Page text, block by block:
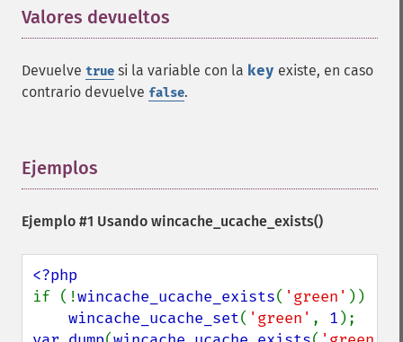
Valores devueltos
Devuelve true si la variable con la key existe, en caso
contrario devuelve false.
Ejemplos
Ejemplo #1 Usando wincache_ucache_exists()
if (!wincache_ucache_exists( 'green' ))
wincache_ucache_set( 'green' , 1